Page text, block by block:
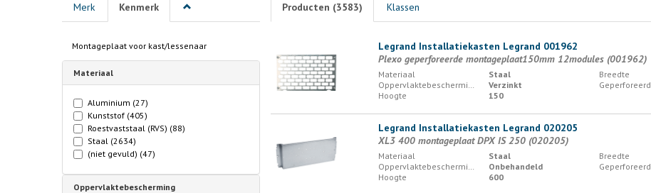
Merk Kenmerk
Montageplaat voor kast/lessenaar
Materiaal
Aluminium (27)
Kunststof (405)
Roestvaststaal (RVS) (88)
Staal (2634)
(niet gevuld) (47)
Oppervlaktebescherming
Producten (3583) Klassen
Legrand Installatiekasten Legrand 001962
Plexo geperforeerde montageplaat150mm 12modules (001962)
Materiaal Staal Breedte
Oppervlaktebescherming
Verzinkt Geperforeerd
Hoogte
150
Legrand Installatiekasten Legrand 020205
XL3 400 montageplaat DPX IS 250 (020205)
Materiaal Staal Breedte
Oppervlaktebescherming
Onbehandeld Geperforeerd
Hoogte
600